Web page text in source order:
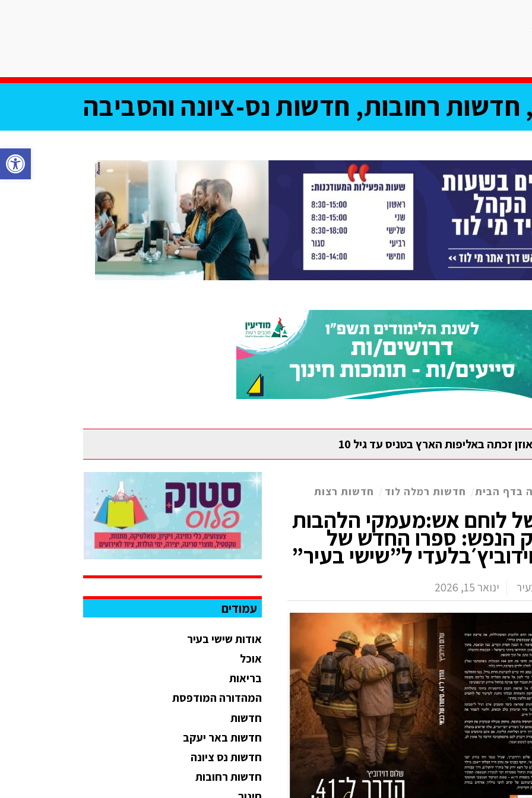
פתח סרגל נגישות
רחובות, חדשות נס-ציונה והסביבה
זכתה באליפות הארץ בטניס עד גיל 10
בדף הבית/ חדשות רמלה לוד / חדשות רצות
של לוחם אש:מעמקי הלהבות
הנפש: ספרו החדש של
ל”שישי בעיר”
ינואר 15, 2026
עמודים
אודות שישי בעיר
אוכל
בריאות
המהדורה המודפסת
חדשות
חדשות באר יעקב
חדשות נס ציונה
חדשות רחובות